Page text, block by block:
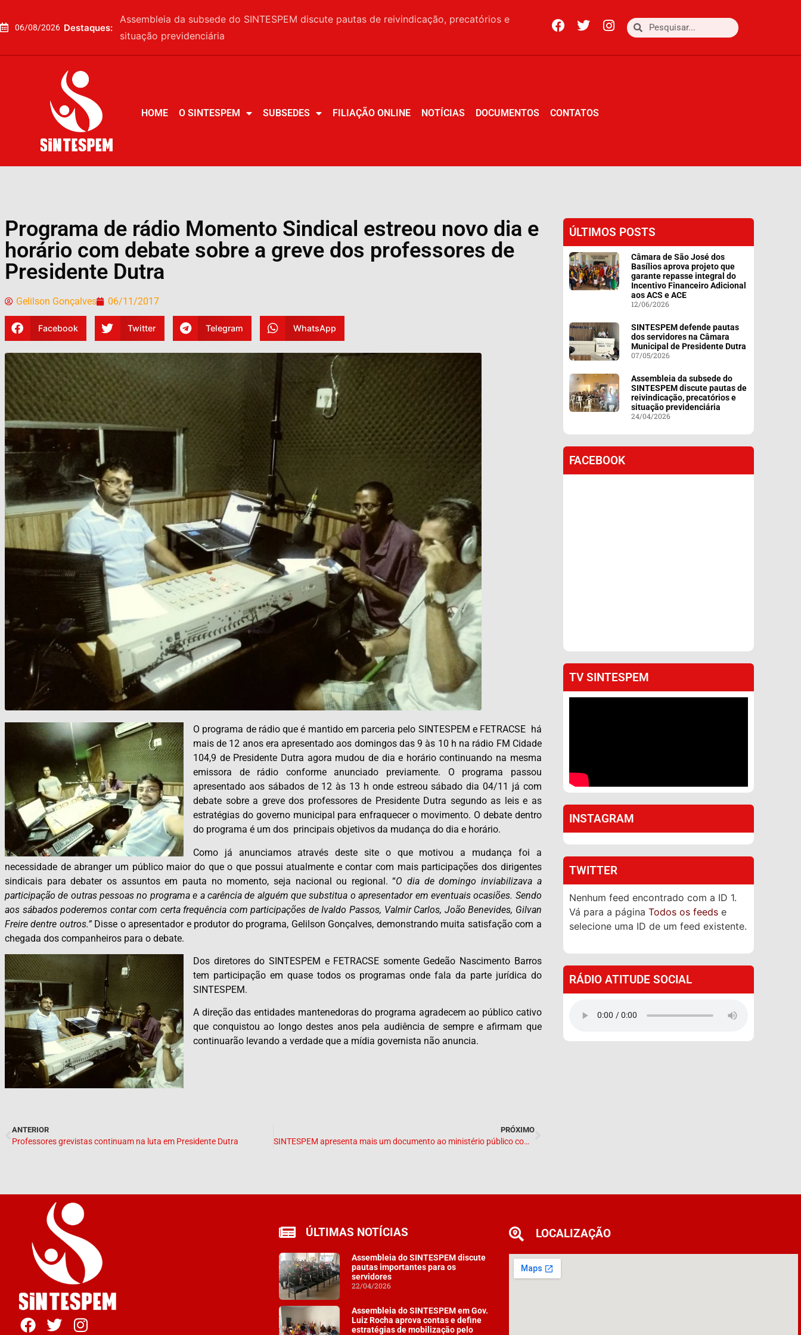
06/08/2026 Destaques:
Assembleia da subsede do SINTESPEM discute pautas de reivindicação, precatórios e
situação previdenciária
HOME O SINTESPEM SUBSEDES FILIAÇÃO ONLINE NOTÍCIAS DOCUMENTOS CONTATOS
Programa de rádio Momento Sindical estreou novo dia e
horário com debate sobre a greve dos professores de
Presidente Dutra
Gelilson Gonçalves 06/11/2017
Facebook Twitter Telegram WhatsApp
O programa de rádio que é mantido em parceria pelo SINTESPEM e FETRACSE há
mais de 12 anos era apresentado aos domingos das 9 às 10 h na rádio FM Cidade
104,9 de Presidente Dutra agora mudou de dia e horário continuando na mesma
emissora de rádio conforme anunciado previamente. O programa passou
apresentado aos sábados de 12 às 13 h onde estreou sábado dia 04/11 já com
debate sobre a greve dos professores de Presidente Dutra segundo as leis e as
estratégias do governo municipal para enfraquecer o movimento. O debate dentro
do programa é um dos principais objetivos da mudança do dia e horário.
Como já anunciamos através deste site o que motivou a mudança foi a
necessidade de abranger um público maior do que o que possui atualmente e contar com mais participações dos dirigentes
sindicais para debater os assuntos em pauta no momento, seja nacional ou regional. “O dia de domingo inviabilizava a
participação de outras pessoas no programa e a carência de alguém que substitua o apresentador em eventuais ocasiões. Sendo
aos sábados poderemos contar com certa frequência com participações de Ivaldo Passos, Valmir Carlos, João Benevides, Gilvan
Freire dentre outros.”Disse o apresentador e produtor do programa, Gelilson Gonçalves, demonstrando muita satisfação com a
chegada dos companheiros para o debate.
Dos diretores do SINTESPEM e FETRACSE somente Gedeão Nascimento Barros
tem participação em quase todos os programas onde fala da parte jurídica do
SINTESPEM.
A direção das entidades mantenedoras do programa agradecem ao público cativo
que conquistou ao longo destes anos pela audiência de sempre e afirmam que
continuarão levando a verdade que a mídia governista não anuncia.
ANTERIOR
Professores grevistas continuam na luta em Presidente Dutra
PRÓXIMO
SINTESPEM apresenta mais um documento ao ministério público com outras irregularidades na educação de Presidente Dutra
ÚLTIMOS POSTS
Câmara de São José dos
Basílios aprova projeto que
garante repasse integral do
Incentivo Financeiro Adicional
aos ACS e ACE
12/06/2026
SINTESPEM defende pautas
dos servidores na Câmara
Municipal de Presidente Dutra
07/05/2026
Assembleia da subsede do
SINTESPEM discute pautas de
reivindicação, precatórios e
situação previdenciária
24/04/2026
FACEBOOK
TV SINTESPEM
INSTAGRAM
TWITTER
Nenhum feed encontrado com a ID 1.
Vá para a página Todos os feedse
selecione uma ID de um feed existente.
RÁDIO ATITUDE SOCIAL
ÚLTIMAS NOTÍCIAS
Assembleia do SINTESPEM discute
pautas importantes para os
servidores
22/04/2026
Assembleia do SINTESPEM em Gov.
Luiz Rocha aprova contas e define
estratégias de mobilização pelo
LOCALIZAÇÃO